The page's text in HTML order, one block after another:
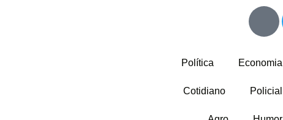
Política Economia
Cotidiano Policial